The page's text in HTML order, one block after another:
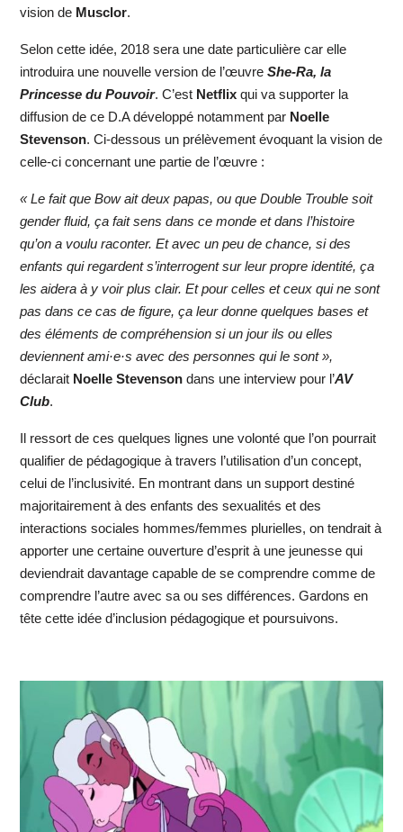
vision de Musclor.
Selon cette idée, 2018 sera une date particulière car elle
introduira une nouvelle version de l’œuvre She-Ra, la
Princesse du Pouvoir. C’est Netflix qui va supporter la
diffusion de ce D.A développé notamment par Noelle
Stevenson. Ci-dessous un prélèvement évoquant la vision de
celle-ci concernant une partie de l’œuvre :
« Le fait que Bow ait deux papas, ou que Double Trouble soit
gender fluid, ça fait sens dans ce monde et dans l’histoire
qu’on a voulu raconter. Et avec un peu de chance, si des
enfants qui regardent s’interrogent sur leur propre identité, ça
les aidera à y voir plus clair. Et pour celles et ceux qui ne sont
pas dans ce cas de figure, ça leur donne quelques bases et
des éléments de compréhension si un jour ils ou elles
deviennent ami·e·s avec des personnes qui le sont »,
déclarait Noelle Stevensondans une interview pour l’AV
Club.
Il ressort de ces quelques lignes une volonté que l’on pourrait
qualifier de pédagogique à travers l’utilisation d’un concept,
celui de l’inclusivité. En montrant dans un support destiné
majoritairement à des enfants des sexualités et des
interactions sociales hommes/femmes plurielles, on tendrait à
apporter une certaine ouverture d’esprit à une jeunesse qui
deviendrait davantage capable de se comprendre comme de
comprendre l’autre avec sa ou ses différences. Gardons en
tête cette idée d’inclusion pédagogique et poursuivons.